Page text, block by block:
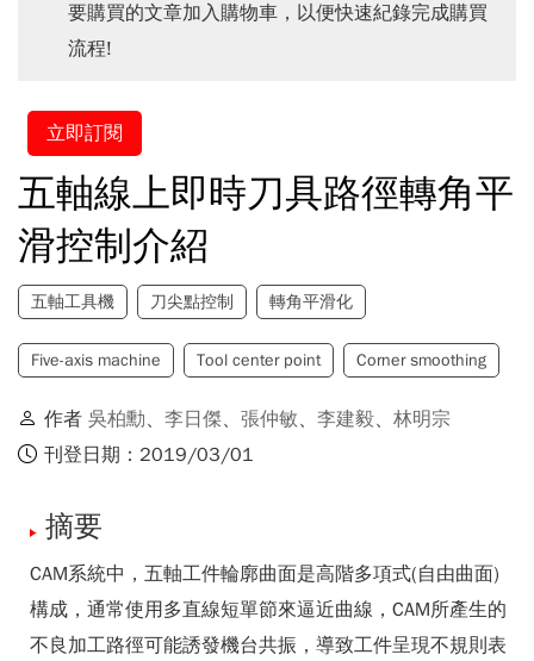
要購買的文章加入購物車，以便快速紀錄完成購買
流程!
立即訂閱
五軸線上即時刀具路徑轉角平
滑控制介紹
五軸工具機 刀尖點控制 轉角平滑化
Five-axis machine Tool center point Corner smoothing
作者 吳柏勳、 李日傑、 張仲敏、 李建毅、 林明宗
刊登日期：2019/03/01
摘要
CAM系統中，五軸工件輪廓曲面是高階多項式(自由曲面)
構成，通常使用多直線短單節來逼近曲線，CAM所產生的
不良加工路徑可能誘發機台共振，導致工件呈現不規則表